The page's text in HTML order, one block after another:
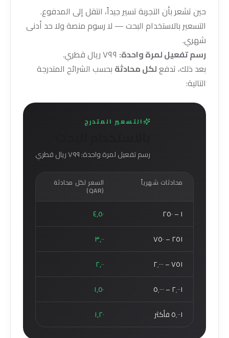
حين تشعر بأن التجربة تسير جيداً، انتقل إلى المدفوع.
التسعير بالاستخدام البحت — لا رسوم منصة ولا حد أدنى
شهري.
رسم تفعيل لمرة واحدة:
بعد ذلك، تدفعلكل محادثة بحسب الشرائح المتدرجة
التالية:
التسعير المتدرج
رسم تفعيل لمرة واحدة: ٧٩٩ ريال قطري
محادثات شهرياً السعر لكل محادثة
(QAR)
١ – ٢٥٠
٤٫٥٠
٢٥١ – ٧٥٠
٣٫٠٠
٧٥١ – ٢٬٠٠٠
٢٫٠٠
٢٬٠٠١ – ٥٬٠٠٠
١٫٥٠
٥٬٠٠١ فأكثر
١٫٢٠